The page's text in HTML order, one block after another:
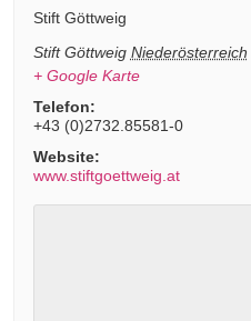
Stift Göttweig
Stift Göttweig Niederösterreich
+ Google Karte
Telefon:
+43 (0)2732.85581-0
Website:
www.stiftgoettweig.at